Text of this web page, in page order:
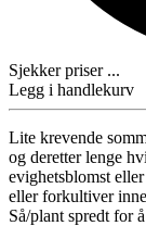
Sjekker priser ...
Legg i handlekurv
Lite krevende
og deretter lenge
evighetsblomst
eller forkultiver
Så/plant spredt for